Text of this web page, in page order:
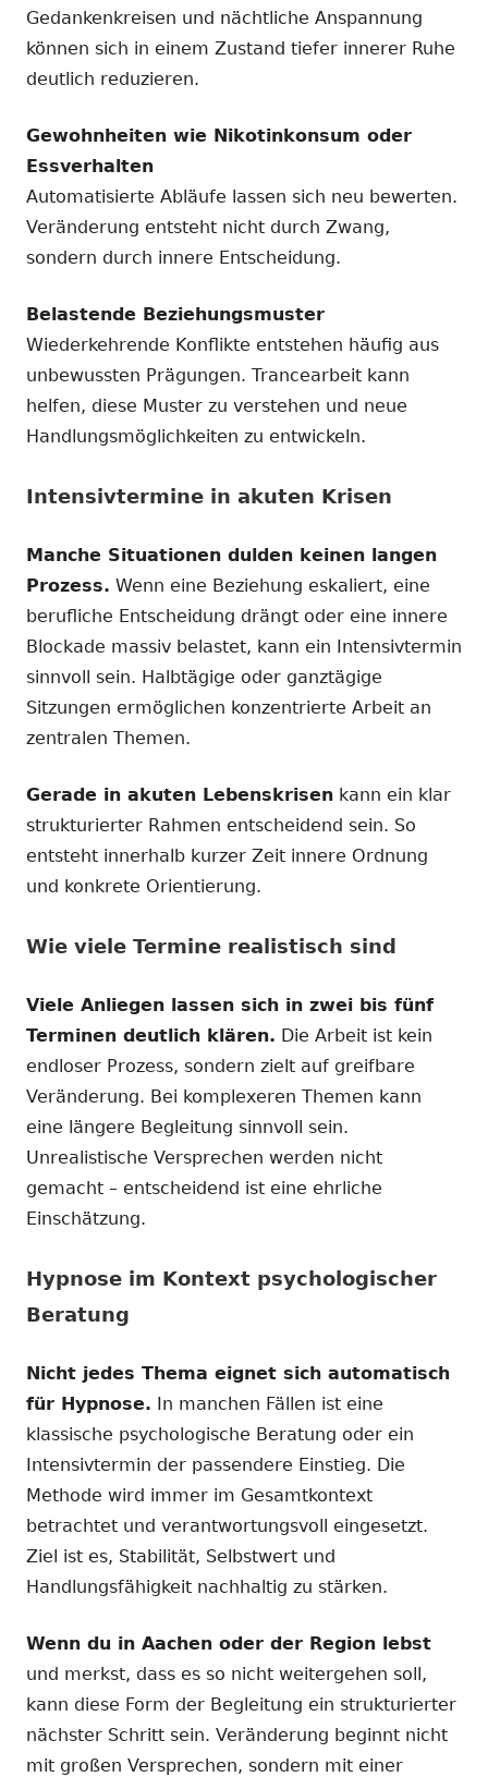
Gedankenkreisen und nächtliche Anspannung
können sich in einem Zustand tiefer innerer Ruhe
deutlich reduzieren.
Gewohnheiten wie Nikotinkonsum oder
Essverhalten
Automatisierte Abläufe lassen sich neu bewerten.
Veränderung entsteht nicht durch Zwang,
sondern durch innere Entscheidung.
Belastende Beziehungsmuster
Wiederkehrende Konflikte entstehen häufig aus
unbewussten Prägungen. Trancearbeit kann
helfen, diese Muster zu verstehen und neue
Handlungsmöglichkeiten zu entwickeln.
Intensivtermine in akuten Krisen
Manche Situationen dulden keinen langen
Prozess. Wenn eine Beziehung eskaliert, eine
berufliche Entscheidung drängt oder eine innere
Blockade massiv belastet, kann ein Intensivtermin
sinnvoll sein. Halbtägige oder ganztägige
Sitzungen ermöglichen konzentrierte Arbeit an
zentralen Themen.
Gerade in akuten Lebenskrisen kann ein klar
strukturierter Rahmen entscheidend sein. So
entsteht innerhalb kurzer Zeit innere Ordnung
und konkrete Orientierung.
Wie viele Termine realistisch sind
Viele Anliegen lassen sich in zwei bis fünf
Terminen deutlich klären. Die Arbeit ist kein
endloser Prozess, sondern zielt auf greifbare
Veränderung. Bei komplexeren Themen kann
eine längere Begleitung sinnvoll sein.
Unrealistische Versprechen werden nicht
gemacht – entscheidend ist eine ehrliche
Einschätzung.
Hypnose im Kontext psychologischer
Beratung
Nicht jedes Thema eignet sich automatisch
für Hypnose. In manchen Fällen ist eine
klassische psychologische Beratung oder ein
Intensivtermin der passendere Einstieg. Die
Methode wird immer im Gesamtkontext
betrachtet und verantwortungsvoll eingesetzt.
Ziel ist es, Stabilität, Selbstwert und
Handlungsfähigkeit nachhaltig zu stärken.
Wenn du in Aachen oder der Region lebst
und merkst, dass es so nicht weitergehen soll,
kann diese Form der Begleitung ein strukturierter
nächster Schritt sein. Veränderung beginnt nicht
mit großen Versprechen, sondern mit einer